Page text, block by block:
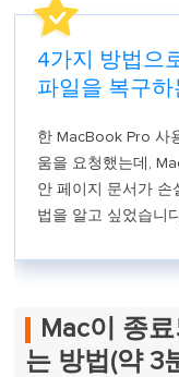
4가지 방법으
파일을 복구하
한 MacBook Pro 사
움을 요청했는데,
안 페이지 문서가 손
법을 알고 싶었습니
Mac이 종
는 방법(약 3